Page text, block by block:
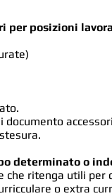
per posizioni
documento
determinato o
ritenga utili per
o extra